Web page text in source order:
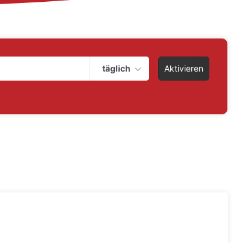
täglich Aktivieren